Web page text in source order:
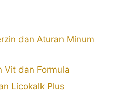
dan Aturan Minum
Vit dan Formula
Licokalk Plus